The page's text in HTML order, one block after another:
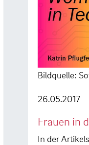
26.05.2017
Bildquelle:
Frauen in
In der